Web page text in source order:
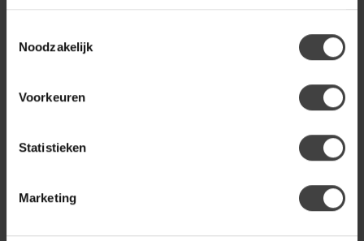
Noodzakelijk
Voorkeuren
Statistieken
Marketing
Op voorraad
WOONSTIJL
Op voorraad
Of heb je hulp nodig bij de bestelling? Neem
gerust contact op met onze klantenservice
926. We helpen je graag.